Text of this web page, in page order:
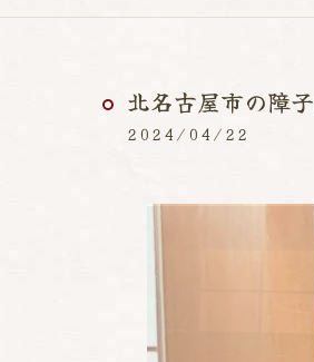
北名古屋市の障
2024/04/22